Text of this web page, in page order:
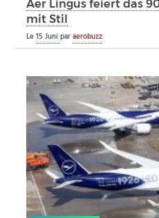
Aer Lingus feiert das
mit Stil
Le15 Juniparaerobuzz